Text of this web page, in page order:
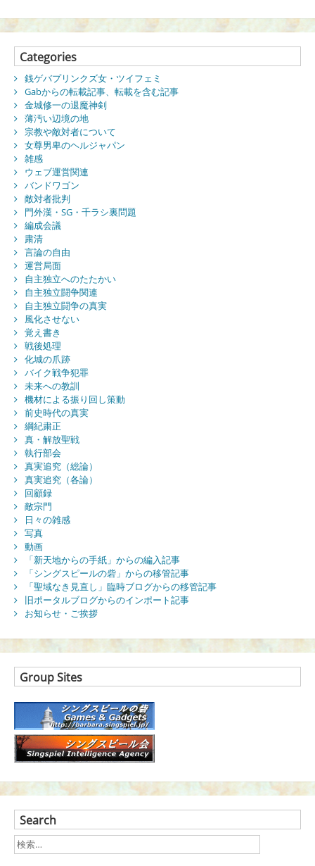
Categories
銭ゲバプリンクズ女・ツイフェミ
Gabからの転載記事、転載を含む記事
金城修一の退魔神剣
薄汚い辺境の地
宗教や敵対者について
女尊男卑のヘルジャパン
雑感
ウェブ運営関連
バンドワゴン
敵対者批判
門外漢・SG・千ラシ裏問題
編成会議
粛清
言論の自由
運営局面
自主独立へのたたかい
自主独立闘争関連
自主独立闘争の真実
風化させない
覚え書き
戦後処理
化城の爪跡
バイク戦争犯罪
未来への教訓
機材による振り回し策動
前史時代の真実
綱紀粛正
真・解放聖戦
執行部会
真実追究（総論）
真実追究（各論）
回顧録
敵宗門
日々の雑感
写真
動画
「新天地からの手紙」からの編入記事
「シングスピールの砦」からの移管記事
「聖域なき見直し」臨時ブログからの移管記事
旧ポータルブログからのインポート記事
お知らせ・ご挨拶
Group Sites
Search